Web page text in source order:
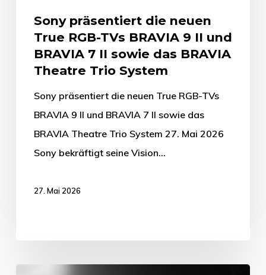
Sony präsentiert die neuen
True RGB-TVs BRAVIA 9 II und
BRAVIA 7 II sowie das BRAVIA
Theatre Trio System
Sony präsentiert die neuen True RGB-TVs
BRAVIA 9 II und BRAVIA 7 II sowie das
BRAVIA Theatre Trio System 27. Mai 2026
Sony bekräftigt seine Vision…
27. Mai 2026